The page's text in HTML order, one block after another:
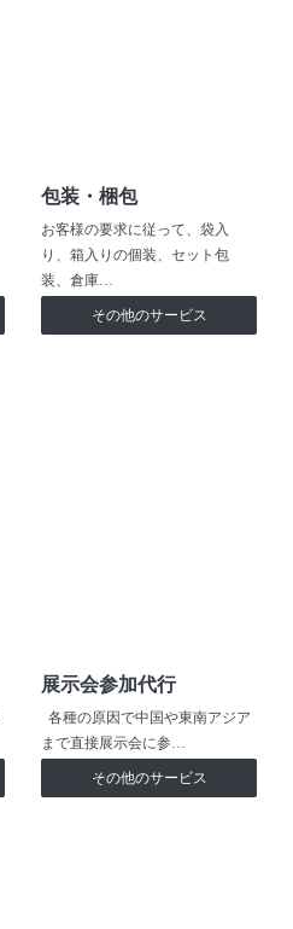
包装・梱包
お客様の要求に従って、袋入
り、箱入りの個装、セット包
装、倉庫…
その他のサービス
展示会参加代行
各種の原因で中国や東南アジア
まで直接展示会に参…
その他のサービス